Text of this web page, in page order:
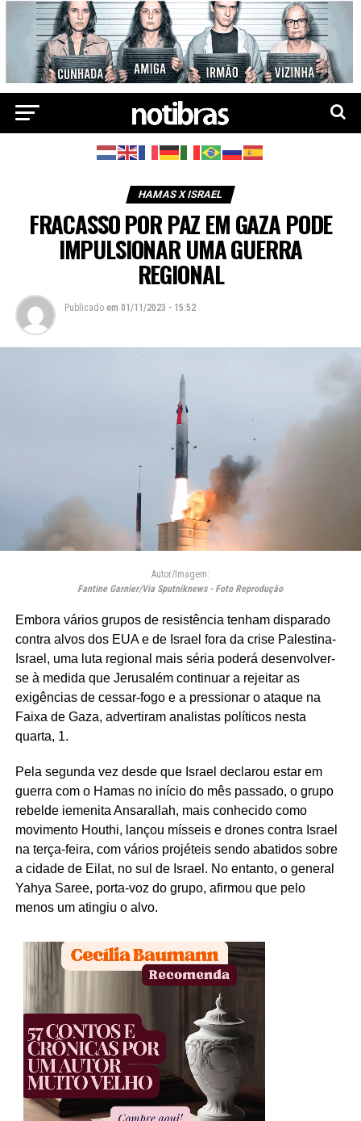
HAMAS X ISRAEL
FRACASSO POR PAZ EM GAZA PODE
IMPULSIONAR UMA GUERRA
REGIONAL
Publicado em 01/11/2023 - 15:52
Autor/Imagem:
Fantine Garnier/Via Sputniknews - Foto Reprodução
Embora vários grupos de resistência tenham disparado
contra alvos dos EUA e de Israel fora da crise Palestina-
Israel, uma luta regional mais séria poderá desenvolver-
se à medida que Jerusalém continuar a rejeitar as
exigências de cessar-fogo e a pressionar o ataque na
Faixa de Gaza, advertiram analistas políticos nesta
quarta, 1.
Pela segunda vez desde que Israel declarou estar em
guerra com o Hamas no início do mês passado, o grupo
rebelde iemenita Ansarallah, mais conhecido como
movimento Houthi, lançou mísseis e drones contra Israel
na terça-feira, com vários projéteis sendo abatidos sobre
a cidade de Eilat, no sul de Israel. No entanto, o general
Yahya Saree, porta-voz do grupo, afirmou que pelo
menos um atingiu o alvo.